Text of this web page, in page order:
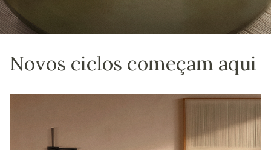
Novos ciclos começam aqui